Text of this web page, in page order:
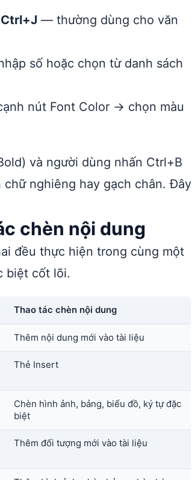
Ctrl+J — thường dùng cho văn
số hoặc chọn từ danh sách
nút Font Color → chọn màu
và người dùng nhấn Ctrl+B
nghiêng hay gạch chân. Đây
chèn nội dung
đều thực hiện trong cùng một
biệt cốt lõi.
Thao tác chèn nội dung
Thêm nội dung mới vào tài liệu
Thẻ Insert
Chèn hình ảnh, bảng, biểu đồ, ký tự đặc
biệt
Thêm đối tượng mới vào tài liệu